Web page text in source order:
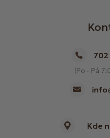
702
(Po - Pá
Kde